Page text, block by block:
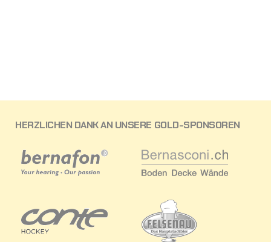
HERZLICHEN DANK AN UNSERE GOLD-SPONSOREN